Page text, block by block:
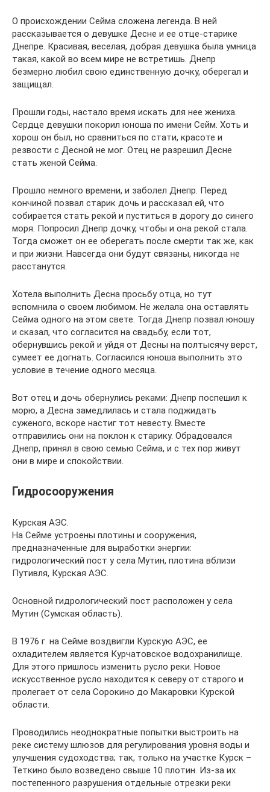
О происхождении Сейма сложена легенда. В ней
рассказывается о девушке Десне и ее отце-старике
Днепре. Красивая, веселая, добрая девушка была умница
такая, какой во всем мире не встретишь. Днепр
безмерно любил свою единственную дочку, оберегал и
защищал.
Прошли годы, настало время искать для нее жениха.
Сердце девушки покорил юноша по имени Сейм. Хоть и
хорош он был, но сравниться по стати, красоте и
резвости с Десной не мог. Отец не разрешил Десне
стать женой Сейма.
Прошло немного времени, и заболел Днепр. Перед
кончиной позвал старик дочь и рассказал ей, что
собирается стать рекой и пуститься в дорогу до синего
моря. Попросил Днепр дочку, чтобы и она рекой стала.
Тогда сможет он ее оберегать после смерти так же, как
и при жизни. Навсегда они будут связаны, никогда не
расстанутся.
Хотела выполнить Десна просьбу отца, но тут
вспомнила о своем любимом. Не желала она оставлять
Сейма одного на этом свете. Тогда Днепр позвал юношу
и сказал, что согласится на свадьбу, если тот,
обернувшись рекой и уйдя от Десны на полтысячу верст,
сумеет ее догнать. Согласился юноша выполнить это
условие в течение одного месяца.
Вот отец и дочь обернулись реками: Днепр поспешил к
морю, а Десна замедлилась и стала поджидать
суженого, вскоре настиг тот невесту. Вместе
отправились они на поклон к старику. Обрадовался
Днепр, принял в свою семью Сейма, и с тех пор живут
они в мире и спокойствии.
Гидросооружения
Курская АЭС.
На Сейме устроены плотины и сооружения,
предназначенные для выработки энергии:
гидрологический пост у села Мутин, плотина вблизи
Путивля, Курская АЭС.
Основной гидрологический пост расположен у села
Мутин (Сумская область).
В 1976 г. на Сейме воздвигли Курскую АЭС, ее
охладителем является Курчатовское водохранилище.
Для этого пришлось изменить русло реки. Новое
искусственное русло находится к северу от старого и
пролегает от села Сорокино до Макаровки Курской
области.
Проводились неоднократные попытки выстроить на
реке систему шлюзов для регулирования уровня воды и
улучшения судоходства; так, только на участке Курск –
Теткино было возведено свыше 10 плотин. Из-за их
постепенного разрушения отдельные отрезки реки